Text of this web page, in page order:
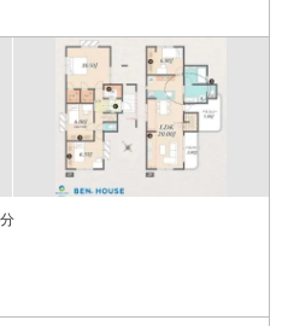
。なんでもお気軽にお申し付け